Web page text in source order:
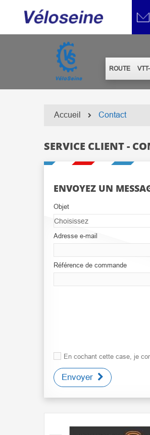
ROUTE
Accueil Contact
SERVICE CLIENT -
ENVOYEZ UN
Objet
Choisissez
Adresse e-mail
Référence de commande
En cochant cette case, je
Envoyer